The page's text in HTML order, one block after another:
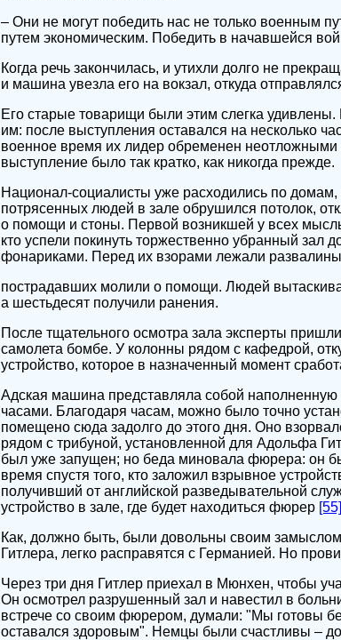
– Они не могут победить нас не только военным
путем экономическим. Победить в начавшейся
Когда речь закончилась, и утихли долго не
и машина увезла его на вокзал, откуда
Его старые товарищи были этим слегка
им: после выступления оставался на несколько
военное время их лидер обременен неотложными
выступление было так кратко, как никогда прежде.
Национал-социалисты уже расходились по домам,
потрясенных людей в зале обрушился потолок,
о помощи и стоны. Первой возникшей у всех
кто успели покинуть торжественно убранный зал
фонариками. Перед их взорами лежали
пострадавших молили о помощи. Людей
а шестьдесят получили ранения.
После тщательного осмотра зала эксперты
самолета бомбе. У колонны рядом с кафедрой,
устройство, которое в назначенный момент
Адская машина представляла собой наполненную
часами. Благодаря часам, можно было точно
помещено сюда задолго до этого дня. Оно
рядом с трибуной, установленной для Адольфа
был уже запущен; но беда миновала фюрера: он
время спустя того, кто заложил взрывное
получивший от английской разведывательной
устройство в зале, где будет находиться фюрер [55]
Как, должно быть, были довольны своим
Гитлера, легко расправятся с Германией. Но
Через три дня Гитлер приехал в Мюнхен, чтобы
Он осмотрел разрушенный зал и навестил в
встрече со своим фюрером, думали: "Мы готовы
оставался здоровым". Немцы были счастливы –